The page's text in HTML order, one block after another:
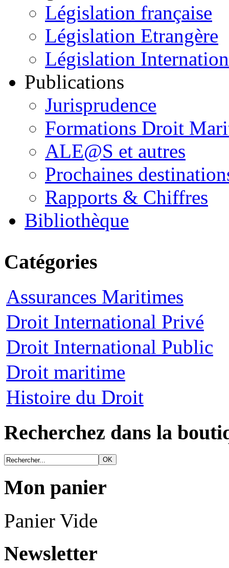
Législation française
Législation Etrangère
Législation
Publications
Jurisprudence
Formations Droit
ALE@S et autres
Prochaines
Rapports & Chiffres
Bibliothèque
Catégories
Assurances Maritimes
Droit International Privé
Droit International Public
Droit maritime
Histoire du Droit
Recherchez dans la
Mon panier
Panier Vide
Newsletter